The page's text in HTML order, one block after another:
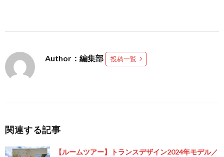
Author：編集部 投稿一覧
関連する記事
【ルームツアー】トランスデザイン2024年モデル／